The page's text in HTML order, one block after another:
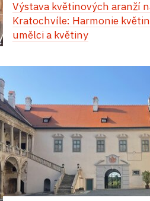
apartmánu v západním
Jedinečný zážitek vás
hudby, tance a chutí!
vystoupení tanečnic a
dobových kostýmech.
můžete vychutnat
osvěžující zmrzlinu a
Večerní atmosféra vás
Zámecké komnaty ozáří
a Banketní sál ožije tóny
se slavnostně
unést květinovou vůní a
Výstava květinových aranží
Kratochvíle: Harmonie
umělci a květiny